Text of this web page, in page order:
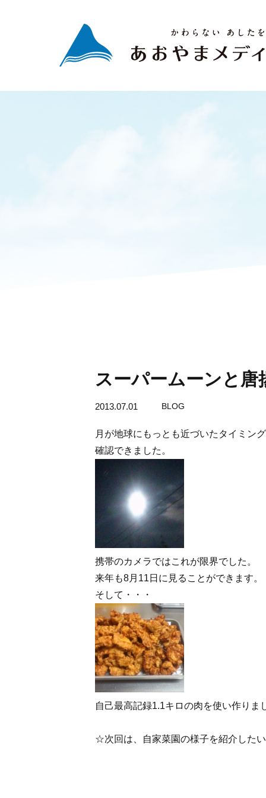
スーパームーンと唐
2013.07.01 BLOG
月が地球にもっとも近づいたタイミン
確認できました。
携帯のカメラではこれが限界でした。
来年も8月11日に見ることができます。
そして・・・
自己最高記録1.1キロの肉を使い作りま
☆次回は、自家菜園の様子を紹介した